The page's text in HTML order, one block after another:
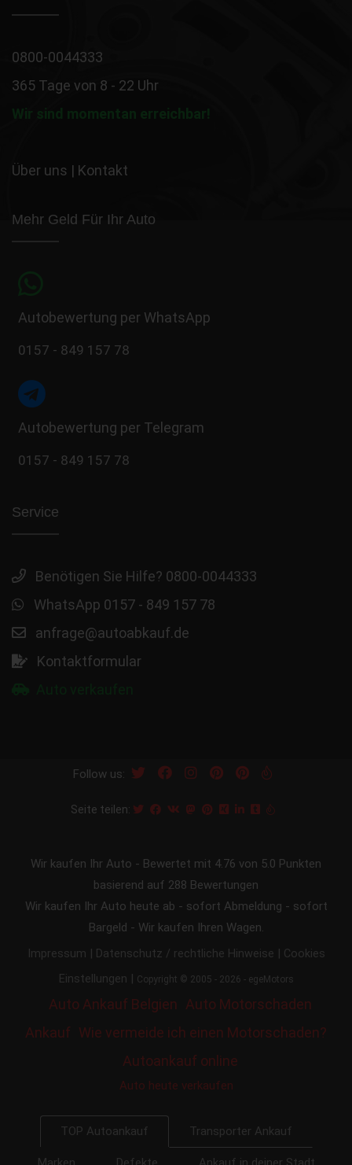
0800-0044333
365 Tage von 8 - 22 Uhr
Wir sind momentan erreichbar!
Über uns | Kontakt
Mehr Geld Für Ihr Auto
Autobewertung per WhatsApp
0157 - 849 157 78
Autobewertung per Telegram
0157 - 849 157 78
Service
Benötigen Sie Hilfe? 0800-0044333
WhatsApp 0157 - 849 157 78
anfrage@autoabkauf.de
Kontaktformular
Follow us:
Seite teilen:
Wir kaufen Ihr Auto - Bewertet mit 4.76 von 5.0 Punkten
basierend auf 288 Bewertungen
Wir kaufen Ihr Auto heute ab - sofort Abmeldung - sofort
Bargeld - Wir kaufen Ihren Wagen.
Impressum | Datenschutz / rechtliche Hinweise | Cookies
Einstellungen | Copyright © 2005 - 2026 - egeMotors
Auto Ankauf Belgien
Auto Motorschaden
Ankauf Wie vermeide ich einen Motorschaden?
Autoankauf online
Auto heute verkaufen
TOP Autoankauf Transporter Ankauf